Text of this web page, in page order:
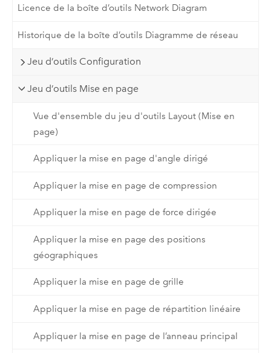
Licence de la boîte d’outils Network Diagram
Historique de la boîte d’outils Diagramme de réseau
Jeu d’outils Configuration
Jeu d’outils Mise en page
Vue d'ensemble du jeu d'outils Layout (Mise en
page)
Appliquer la mise en page d'angle dirigé
Appliquer la mise en page de compression
Appliquer la mise en page de force dirigée
Appliquer la mise en page des positions
géographiques
Appliquer la mise en page de grille
Appliquer la mise en page de répartition linéaire
Appliquer la mise en page de l’anneau principal